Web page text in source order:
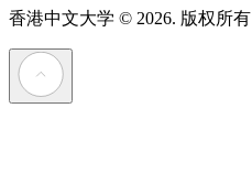
香港中文大学 © 2026. 版权所有